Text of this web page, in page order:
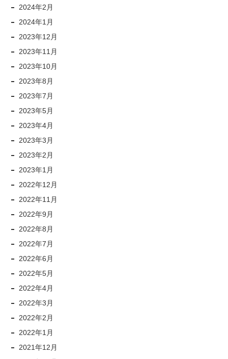
2024年2月
2024年1月
2023年12月
2023年11月
2023年10月
2023年8月
2023年7月
2023年5月
2023年4月
2023年3月
2023年2月
2023年1月
2022年12月
2022年11月
2022年9月
2022年8月
2022年7月
2022年6月
2022年5月
2022年4月
2022年3月
2022年2月
2022年1月
2021年12月